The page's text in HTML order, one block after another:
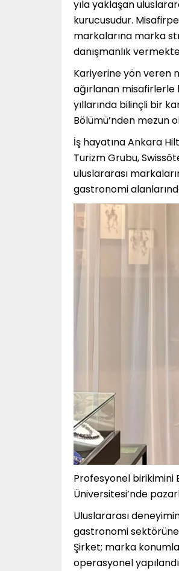
yıla yaklaşan
kurucusudur.
markalarına marka
danışmanlık
Kariyerine yön veren
ağırlanan misafirlerle
yıllarında bilinçli bir
Bölümü’nden mezun
İş hayatına Ankara
Turizm Grubu,
uluslararası
gastronomi
Profesyonel birikimini
Üniversitesi’nde
Uluslararası
gastronomi
Şirket; marka
operasyonel